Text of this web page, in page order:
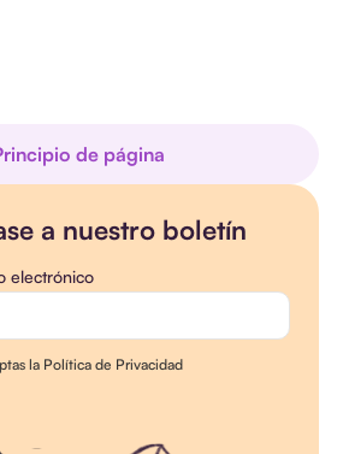
de página
a nuestro boletín
electrónico
la Política de Privacidad